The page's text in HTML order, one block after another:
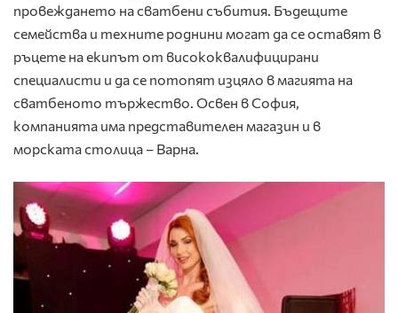
провеждането на сватбени събития. Бъдещите
семейства и техните роднини могат да се оставят в
ръцете на екипът от висококвалифицирани
специалисти и да се потопят изцяло в магията на
сватбеното тържество. Освен в София,
компанията има представителен магазин и в
морската столица – Варна.